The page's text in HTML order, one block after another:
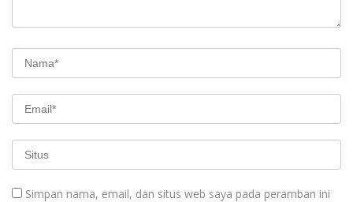
Simpan nama, email, dan situs web saya pada peramban ini